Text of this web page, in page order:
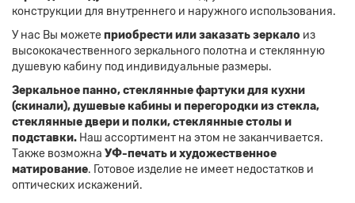
конструкции для внутреннего и наружного использования.
У нас Вы можетеприобрести или заказать зеркало из
высококачественного зеркального полотна и стеклянную
душевую кабину под индивидуальные размеры.
Зеркальное панно, стеклянные фартуки для кухни
(скинали), душевые кабины и перегородки из стекла,
стеклянные двери и полки, стеклянные столы и
подставки. Наш ассортимент на этом не заканчивается.
Также возможна УФ-печать и художественное
матирование. Готовое изделие не имеет недостатков и
оптических искажений.